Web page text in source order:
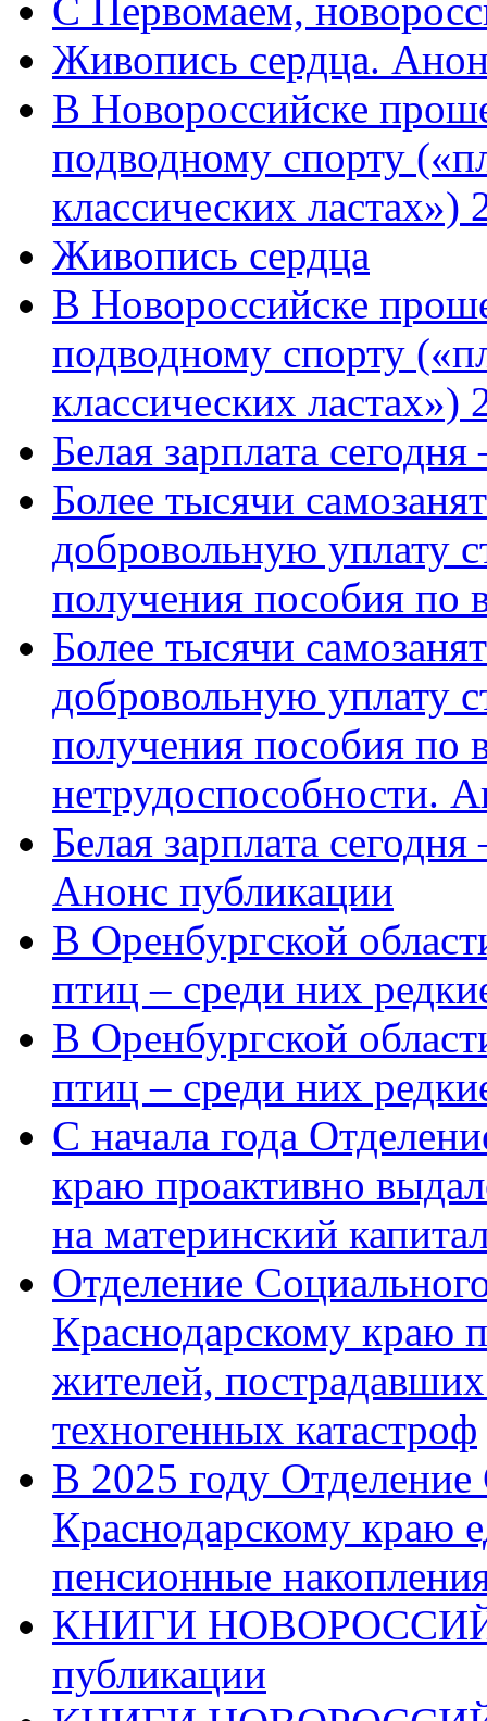
C Первомаем,
Живопись сердца.
В Новороссийске
подводному спорту
классических
Живопись сердца
В Новороссийске
подводному спорту
классических ластах»)
Белая зарплата
Более тысячи
добровольную уплату
получения пособия по
Более тысячи
добровольную уплату
получения пособия по
нетрудоспособности.
Белая зарплата
Анонс публикации
В Оренбургской
птиц – среди них
В Оренбургской
птиц – среди них
С начала года
краю проактивно
на материнский
Отделение
Краснодарскому краю
жителей,
техногенных катастроф
В 2025 году
Краснодарскому краю
пенсионные
КНИГИ
публикации